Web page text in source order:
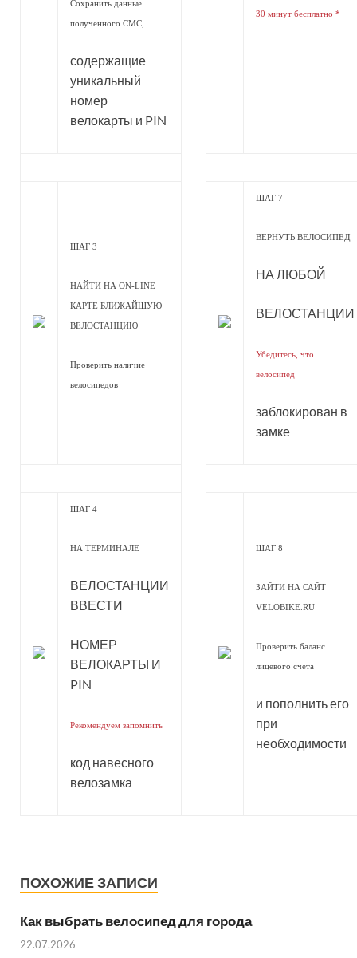
Сохранить данные
полученного СМС,
содержащие
уникальный
номер
велокарты и PIN
30 минут бесплатно *
ШАГ 3
НАЙТИ НА ON-LINE
КАРТЕ БЛИЖАЙШУЮ
ВЕЛОСТАНЦИЮ
Проверить наличие
велосипедов
ШАГ 7
ВЕРНУТЬ ВЕЛОСИПЕД
НА ЛЮБОЙ
ВЕЛОСТАНЦИИ
Убедитесь, что
велосипед
заблокирован в
замке
ШАГ 4
НА ТЕРМИНАЛЕ
ВЕЛОСТАНЦИИ
ВВЕСТИ
НОМЕР
ВЕЛОКАРТЫ И
PIN
Рекомендуем запомнить
код навесного
велозамка
ШАГ 8
ЗАЙТИ НА САЙТ
VELOBIKE.RU
Проверить баланс
лицевого счета
и пополнить его
при
необходимости
ПОХОЖИЕ ЗАПИСИ
Как выбрать велосипед для города
22.07.2026